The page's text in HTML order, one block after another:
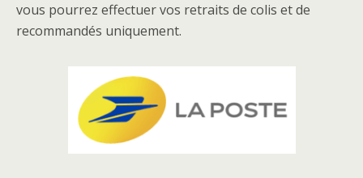
vous pourrez effectuer vos retraits de colis et de
recommandés uniquement.